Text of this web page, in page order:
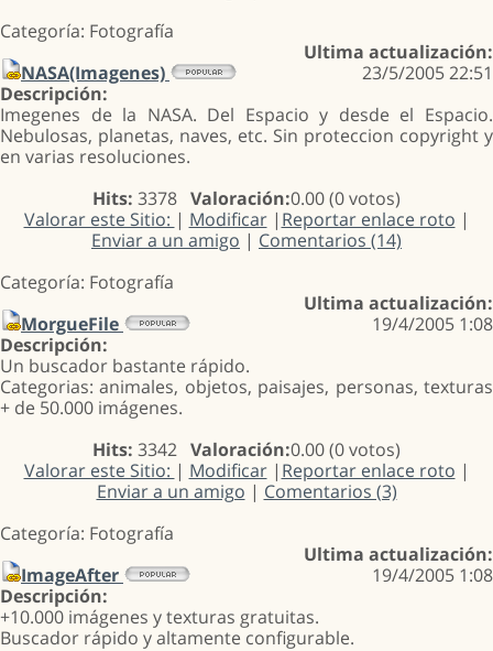
Categoría: Fotografía
NASA(Imagenes)
Ultima actualización:
23/5/2005 22:51
Descripción:
Imegenes de la NASA. Del Espacio y desde el Espacio.
Nebulosas, planetas, naves, etc. Sin proteccion copyright y
en varias resoluciones.
Hits: 3378 Valoración:0.00 (0 votos)
Valorar este Sitio: | Modificar| Reportar enlace roto |
Enviar a un amigo | Comentarios (14)
Categoría: Fotografía
MorgueFile
Ultima actualización:
19/4/2005 1:08
Descripción:
Un buscador bastante rápido.
Categorias: animales, objetos, paisajes, personas, texturas
+ de 50.000 imágenes.
Hits: 3342 Valoración:0.00 (0 votos)
Valorar este Sitio: | Modificar| Reportar enlace roto |
Enviar a un amigo | Comentarios (3)
Categoría: Fotografía
ImageAfter
Ultima actualización:
19/4/2005 1:08
Descripción:
+10.000 imágenes y texturas gratuitas.
Buscador rápido y altamente configurable.